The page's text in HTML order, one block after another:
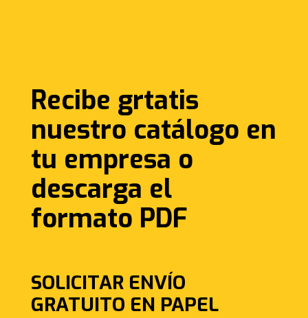
Recibe grtatis
nuestro catálogo en
tu empresa o
descarga el
formato PDF
SOLICITAR ENVÍO
GRATUITO EN PAPEL